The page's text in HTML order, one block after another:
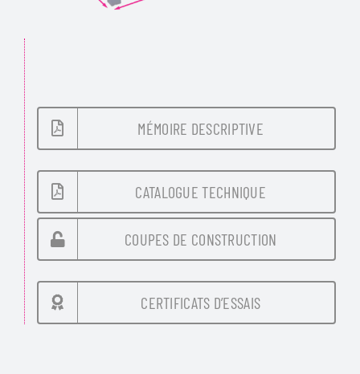
MÉMOIRE DESCRIPTIVE
CATALOGUE TECHNIQUE
COUPES DE CONSTRUCTION
CERTIFICATS D’ESSAIS